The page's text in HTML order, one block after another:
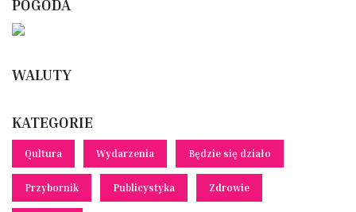
POGODA
WALUTY
KATEGORIE
Qultura Wydarzenia Będzie się działo
Przybornik Publicystyka Zdrowie